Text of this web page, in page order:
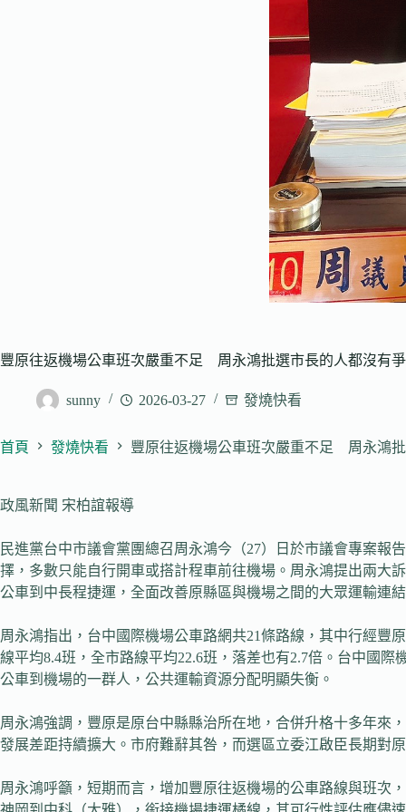
豐原往返機場公車班次嚴重不足 周永鴻批選市長的人都沒有
sunny 2026-03-27 發燒快看
首頁 發燒快看 豐原往返機場公車班次嚴重不足 周永鴻
政風新聞 宋柏誼報導
民進黨台中市議會黨團總召周永鴻今（27）日於市議會專案
擇，多數只能自行開車或搭計程車前往機場。周永鴻提出兩大
公車到中長程捷運，全面改善原縣區與機場之間的大眾運輸連
周永鴻指出，台中國際機場公車路網共21條路線，其中行經豐
線平均8.4班，全市路線平均22.6班，落差也有2.7倍。台中國
公車到機場的一群人，公共運輸資源分配明顯失衡。
周永鴻強調，豐原是原台中縣縣治所在地，合併升格十多年來
發展差距持續擴大。市府難辭其咎，而選區立委江啟臣長期對
周永鴻呼籲，短期而言，增加豐原往返機場的公車路線與班次